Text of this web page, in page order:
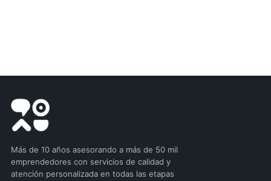
Más de 10 años asesorando a más de 50 mil
emprendedores con servicios de calidad y
atención personalizada en todas las etapas